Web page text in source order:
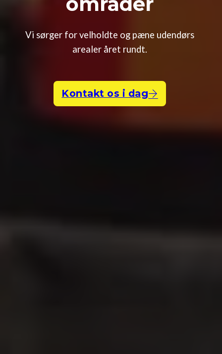
Vi sørger for velholdte og pæne udendørs
arealer året rundt.
Kontakt os i dag